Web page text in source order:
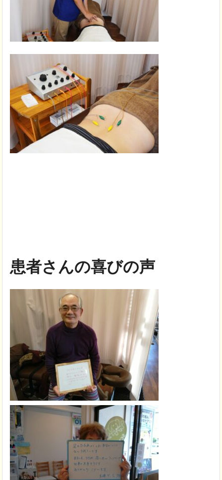
患者さんの喜びの声